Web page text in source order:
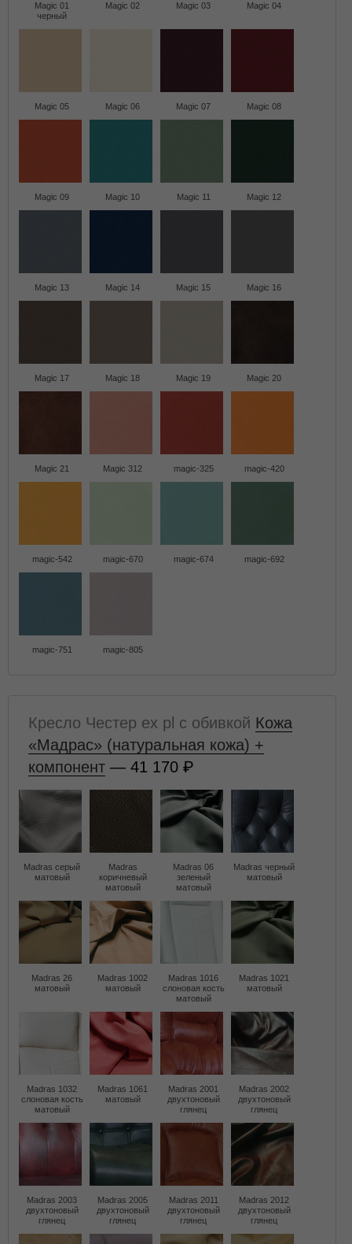
Magic 01
черный
Magic 02 Magic 03 Magic 04
Magic 05 Magic 06 Magic 07 Magic 08
Magic 09 Magic 10 Magic 11 Magic 12
Magic 13 Magic 14 Magic 15 Magic 16
Magic 17 Magic 18 Magic 19 Magic 20
Magic 21 Magic 312 magic-325 magic-420
magic-542 magic-670 magic-674 magic-692
magic-751 magic-805
Кресло Честер ех pl с обивкой Кожа
«Мадрас» (натуральная кожа) +
компонент — 41 170
Madras серый
матовый
Madras
коричневый
матовый
Madras 06
зеленый
матовый
Madras черный
матовый
Madras 26
матовый
Madras 1002
матовый
Madras 1016
слоновая кость
матовый
Madras 1021
матовый
Madras 1032
слоновая кость
матовый
Madras 1061
матовый
Madras 2001
двухтоновый
глянец
Madras 2002
двухтоновый
глянец
Madras 2003
двухтоновый
глянец
Madras 2005
двухтоновый
глянец
Madras 2011
двухтоновый
глянец
Madras 2012
двухтоновый
глянец